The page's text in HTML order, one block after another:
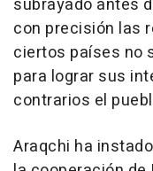
subrayado antes
con precisión las
ciertos países no
para lograr sus
contrarios el
Araqchi ha